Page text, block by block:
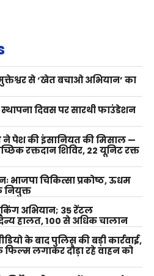
से ‘खेत बचाओ अभियान’ का
दिवस पर सारथी फाउंडेशन
पेश की इंसानियत की मिसाल —
रक्तदान शिविर, 22 यूनिट रक्त
भाजपा चिकित्सा प्रकोष्ठ, ऊधम
नियुक्त
अभियान; 35 रेंटल
हालत, 100 से अधिक चालान
के बाद पुलिस की बड़ी कार्रवाई,
लगाकर दौड़ा रहे वाहन को